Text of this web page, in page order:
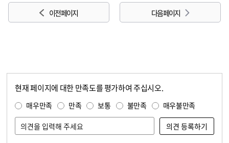
이전 페이지 다음 페이지
현재 페이지에 대한 만족도를 평가하여 주십시오.
매우만족 만족 보통 불만족 매우불만족